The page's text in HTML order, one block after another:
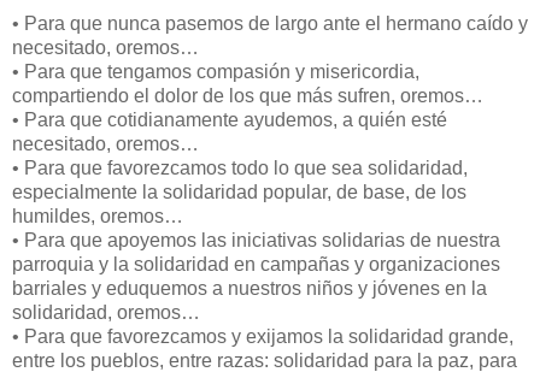
• Para que nunca pasemos de largo ante el hermano caído y
necesitado, oremos…
• Para que tengamos compasión y misericordia,
compartiendo el dolor de los que más sufren, oremos…
• Para que cotidianamente ayudemos, a quién esté
necesitado, oremos…
• Para que favorezcamos todo lo que sea solidaridad,
especialmente la solidaridad popular, de base, de los
humildes, oremos…
• Para que apoyemos las iniciativas solidarias de nuestra
parroquia y la solidaridad en campañas y organizaciones
barriales y eduquemos a nuestros niños y jóvenes en la
solidaridad, oremos…
• Para que favorezcamos y exijamos la solidaridad grande,
entre los pueblos, entre razas: solidaridad para la paz, para